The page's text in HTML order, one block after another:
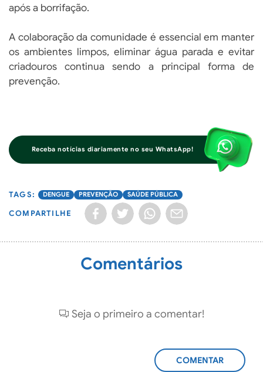
após a borrifação.
A colaboração da comunidade é essencial em manter
os ambientes limpos, eliminar água parada e evitar
criadouros continua sendo a principal forma de
prevenção.
Receba notícias diariamente no seu WhatsApp!
DENGUE PREVENÇÃO SAÚDE PÚBLICA
COMPARTILHE
Comentários
Seja o primeiro a comentar!
ADICIONAR